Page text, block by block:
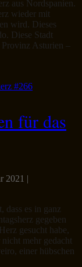
aus Nordspanien.
wieder mit
wird. Dieses
Diese Stadt
Asturien –
für das
2021 |
dass es in ganz
gegeben
gesucht habe,
mehr gedacht
einer hübschen